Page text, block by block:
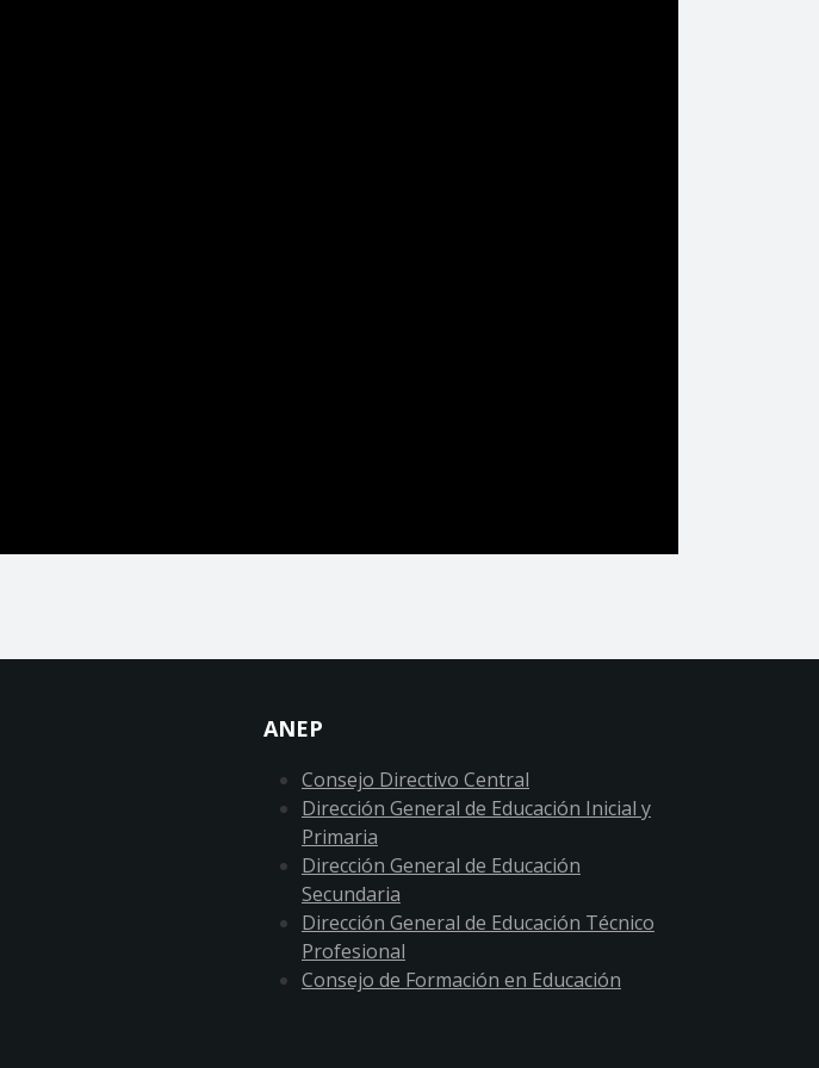
ANEP
Consejo Directivo Central
Dirección General de Educación Inicial y
Primaria
Dirección General de Educación
Secundaria
Dirección General de Educación Técnico
Profesional
Consejo de Formación en Educación